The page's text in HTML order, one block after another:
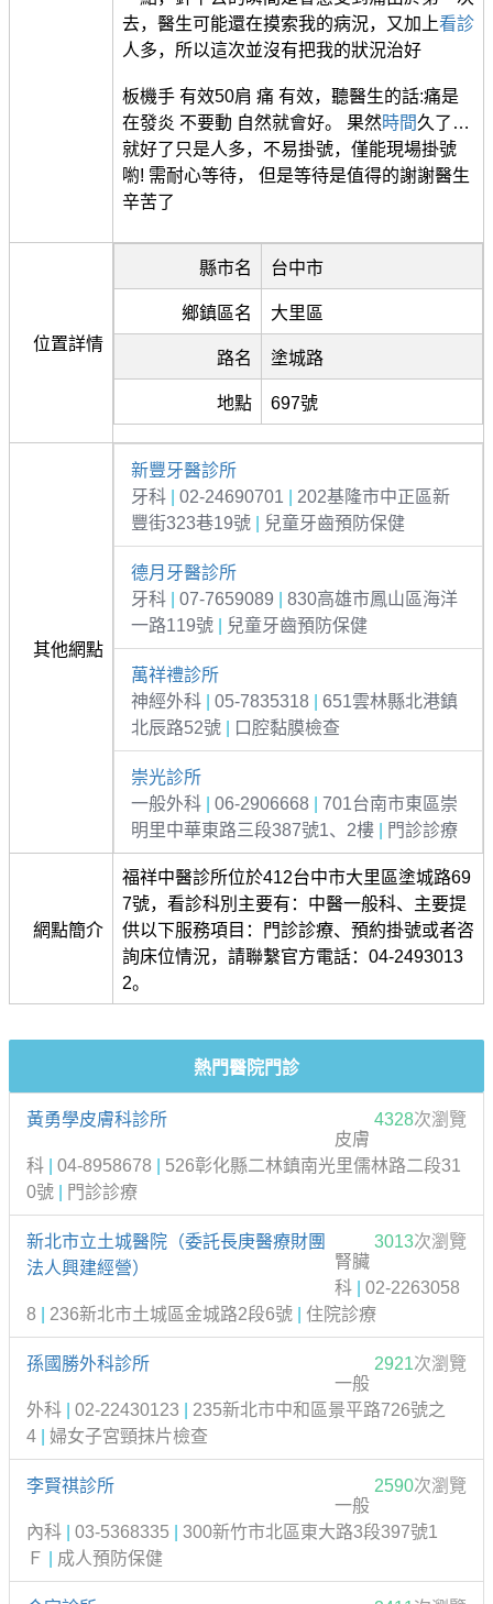
去，醫生可能還在摸索我的病況，又加上看診
人多，所以這次並沒有把我的狀況治好
板機手 有效50肩 痛 有效，聽醫生的話:痛是
在發炎 不要動 自然就會好。 果然時間久了…
就好了只是人多，不易掛號，僅能現場掛號
喲! 需耐心等待， 但是等待是值得的謝謝醫生
辛苦了
位置詳情
縣市名 台中市
鄉鎮區名 大里區
路名 塗城路
地點 697號
其他網點
新豐牙醫診所
牙科
02-24690701
202基隆市中正區新
豐街323巷19號
兒童牙齒預防保健
德月牙醫診所
牙科
07-7659089
830高雄市鳳山區海洋
一路119號
兒童牙齒預防保健
萬祥禮診所
神經外科
05-7835318
651雲林縣北港鎮
北辰路52號
口腔黏膜檢查
崇光診所
一般外科
06-2906668
701台南市東區崇
明里中華東路三段387號1、2樓
門診診療
網點簡介
福祥中醫診所位於412台中市大里區塗城路69
7號，看診科別主要有：中醫一般科、主要提
供以下服務項目：門診診療、預約掛號或者咨
詢床位情況，請聯繫官方電話：04-2493013
2。
熱門醫院門診
黃勇學皮膚科診所 4328次瀏覽
皮膚
科
04-8958678
526彰化縣二林鎮南光里儒林路二段31
0號
門診診療
新北市立土城醫院（委託長庚醫療財團
法人興建經營）
3013次瀏覽
腎臟
科
02-2263058
8
236新北市土城區金城路2段6號 住院診療
孫國勝外科診所 2921次瀏覽
一般
外科
02-22430123
235新北市中和區景平路726號之
4
婦女子宮頸抹片檢查
李賢祺診所 2590次瀏覽
一般
內科
03-5368335
300新竹市北區東大路3段397號1
Ｆ
成人預防保健